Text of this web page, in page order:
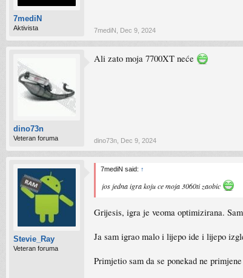
7mediN
Aktivista 7mediN Dec 9, 2024
dino73n
Veteran foruma
Ali zato moja 7700XT neće
dino73n Dec 9, 2024
Stevie_Ray
Veteran foruma
7mediN said: ↑
jos jedna igra koju ce moja 3060ti zaobic
Grijesis, igra je veoma optimizirana.
Ja sam igrao malo i lijepo ide i lijepo
Primjetio sam da se ponekad ne